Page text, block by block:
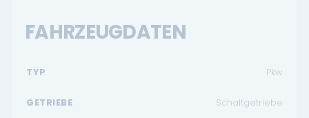
FAHRZEUGDATEN
TYP Pkw
GETRIEBE Schaltgetriebe